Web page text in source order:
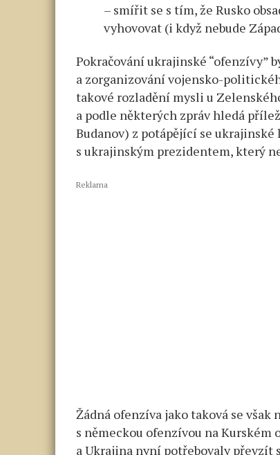
– smířit se s tím, že Rusko
vyhovovat (i když nebude
Pokračování ukrajinské “ofenzívy”
a zorganizování vojensko-
takové rozladění mysli u
a podle některých zpráv hledá
Budanov) z potápějící se
s ukrajinským prezidentem, který
Reklama
Žádná ofenzíva jako taková se
s německou ofenzívou na Kurském
a Ukrajina nyní potřebovaly